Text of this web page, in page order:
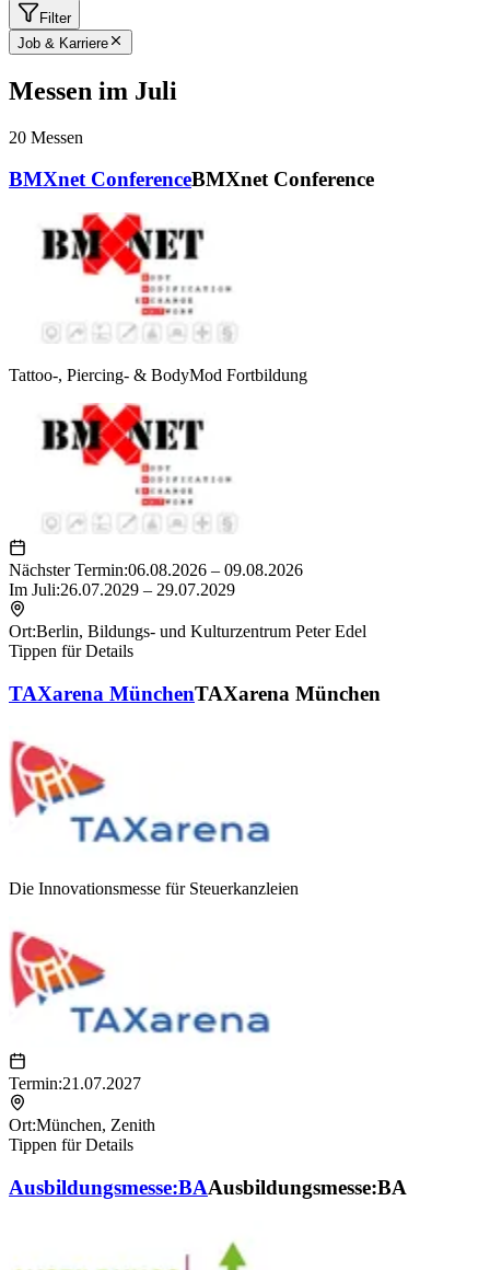
Filter
Job & Karriere
Messen im Juli
20 Messen
BMXnet ConferenceBMXnet Conference
Tattoo-, Piercing- & BodyMod Fortbildung
Nächster Termin:06.08.2026 – 09.08.2026
Im Juli:26.07.2029 – 29.07.2029
Ort:Berlin, Bildungs- und Kulturzentrum Peter Edel
Tippen für Details
TAXarena MünchenTAXarena München
Die Innovationsmesse für Steuerkanzleien
Termin:21.07.2027
Ort:München, Zenith
Tippen für Details
Ausbildungsmesse:BAAusbildungsmesse:BA